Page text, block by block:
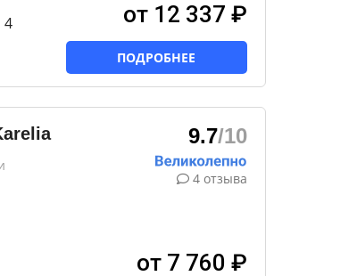
4
от 12 337 ₽
ПОДРОБНЕЕ
9.7/10
4 отзыва
от 7 760 ₽